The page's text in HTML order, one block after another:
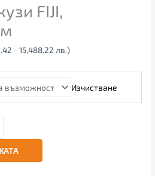
FIJI,
- 15,488.22 лв.)
Изчистване